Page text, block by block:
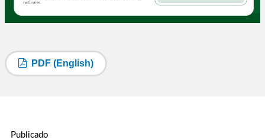
PDF (English)
Publicado